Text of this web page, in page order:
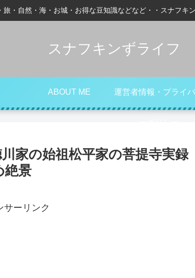
・自然・海・お城・お得な豆知識などなど・・スナフキ
スナフキンずライフ
ABOUT ME 運営者情報・プライ
家の始祖松平家の菩提寺実録
絶景
サーリンク